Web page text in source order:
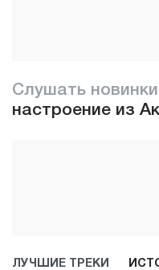
Слушать
настроение из
ЛУЧШИЕ ТРЕКИ